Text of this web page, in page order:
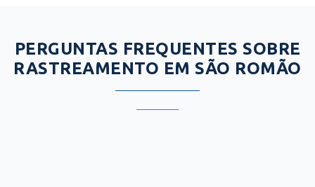
PERGUNTAS FREQUENTES SOBRE
RASTREAMENTO EM SÃO ROMÃO